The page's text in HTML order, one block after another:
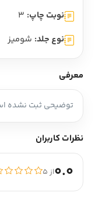
نوبت چاپ: 3
نوع جلد: شومیز
معرفی
توضیحی ثبت نشده
نظرات کاربران
0.0از ۵